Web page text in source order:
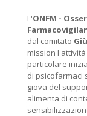
L'ONFM -
dal comitato
mission
particolare
di psicofarmaci
giova del
alimenta di